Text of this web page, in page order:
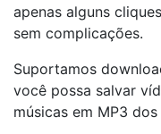
apenas alguns
sem complicações.
Suportamos
você possa salvar
músicas em MP3